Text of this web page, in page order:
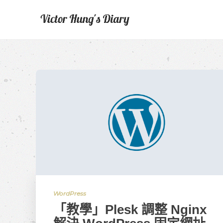
WordPress
「教學」Plesk 調整 Nginx